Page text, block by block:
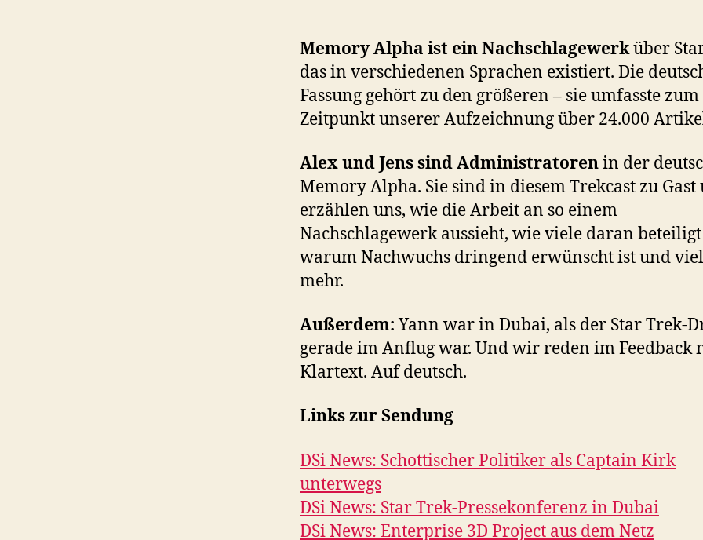
Memory Alpha ist ein Nachschlagewerküber
das in verschiedenen Sprachen existiert. Die
Fassung gehört zu den größeren – sie umfasste zum
Zeitpunkt unserer Aufzeichnung über 24.000
Alex und Jens sind Administratorenin der
Memory Alpha. Sie sind in diesem Trekcast zu Gast
erzählen uns, wie die Arbeit an so einem
Nachschlagewerk aussieht, wie viele daran
warum Nachwuchs dringend erwünscht ist und
mehr.
Außerdem:Yann war in Dubai, als der Star Trek-
gerade im Anflug war. Und wir reden im Feedback
Klartext. Auf deutsch.
Links zur Sendung
DSi News: Schottischer Politiker als Captain Kirk
unterwegs
DSi News: Star Trek-Pressekonferenz in Dubai
DSi News: Enterprise 3D Project aus dem Netz